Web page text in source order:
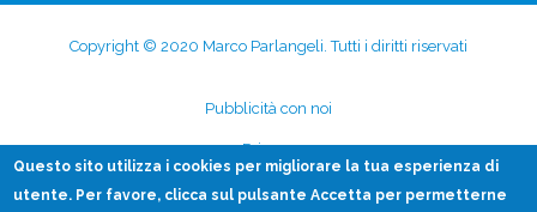
Copyright © 2020 Marco Parlangeli. Tutti i diritti riservati
menu
Pubblicità con noi
Privacy
Disclaimer
Questo sito utilizza i cookies per migliorare la tua esperienza di
utente. Per favore, clicca sul pulsante Accetta per permetterne